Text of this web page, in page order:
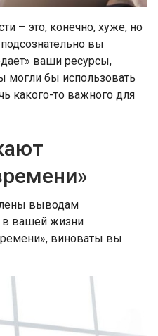
– это, конечно, хуже, но
вы
ваши ресурсы,
могли бы использовать
какого-то важного для
выводам
в вашей жизни
виноваты вы